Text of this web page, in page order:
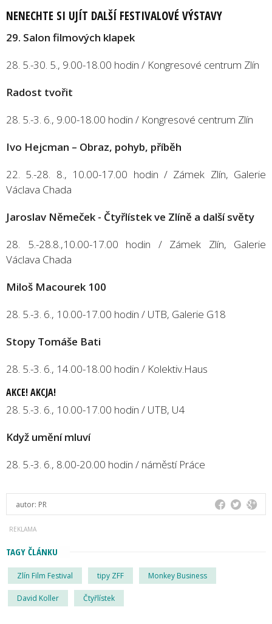
NENECHTE SI UJÍT DALŠÍ FESTIVALOVÉ VÝSTAVY
29. Salon filmových klapek
28. 5.-30. 5., 9.00-18.00 hodin / Kongresové centrum Zlín
Radost tvořit
28. 5.-3. 6., 9.00-18.00 hodin / Kongresové centrum Zlín
Ivo Hejcman – Obraz, pohyb, příběh
22. 5.-28. 8., 10.00-17.00 hodin / Zámek Zlín, Galerie
Václava Chada
Jaroslav Němeček - Čtyřlístek ve Zlíně a další světy
28. 5.-28.8.,10.00-17.00 hodin / Zámek Zlín, Galerie
Václava Chada
Miloš Macourek 100
28. 5.-3. 6., 10.00-17.00 hodin / UTB, Galerie G18
Stopy Tomáše Bati
28. 5.-3. 6., 14.00-18.00 hodin / Kolektiv.Haus
AKCE! AKCJA!
28. 5.-3. 6., 10.00-17.00 hodin / UTB, U4
Když umění mluví
28. 5.-3. 6., 8.00-20.00 hodin / náměstí Práce
autor: PR
TAGY ČLÁNKU
Zlín Film Festival tipy ZFF Monkey Business
David Koller Čtyřlístek